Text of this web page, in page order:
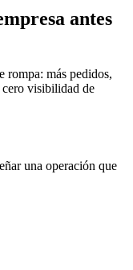
antes
rompa: más pedidos,
cero visibilidad de
una operación que